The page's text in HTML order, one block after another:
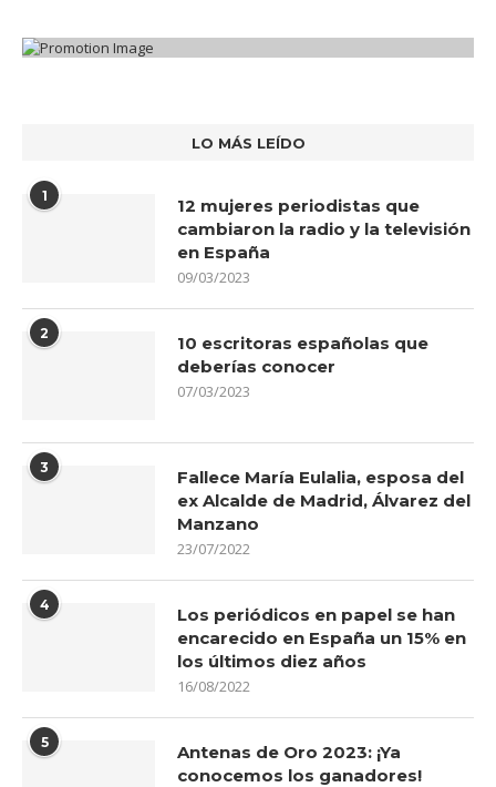
LO MÁS LEÍDO
1
12 mujeres periodistas que
cambiaron la radio y la televisión
en España
09/03/2023
2
10 escritoras españolas que
deberías conocer
07/03/2023
3
Fallece María Eulalia, esposa del
ex Alcalde de Madrid, Álvarez del
Manzano
23/07/2022
4
Los periódicos en papel se han
encarecido en España un 15% en
los últimos diez años
16/08/2022
5
Antenas de Oro 2023: ¡Ya
conocemos los ganadores!